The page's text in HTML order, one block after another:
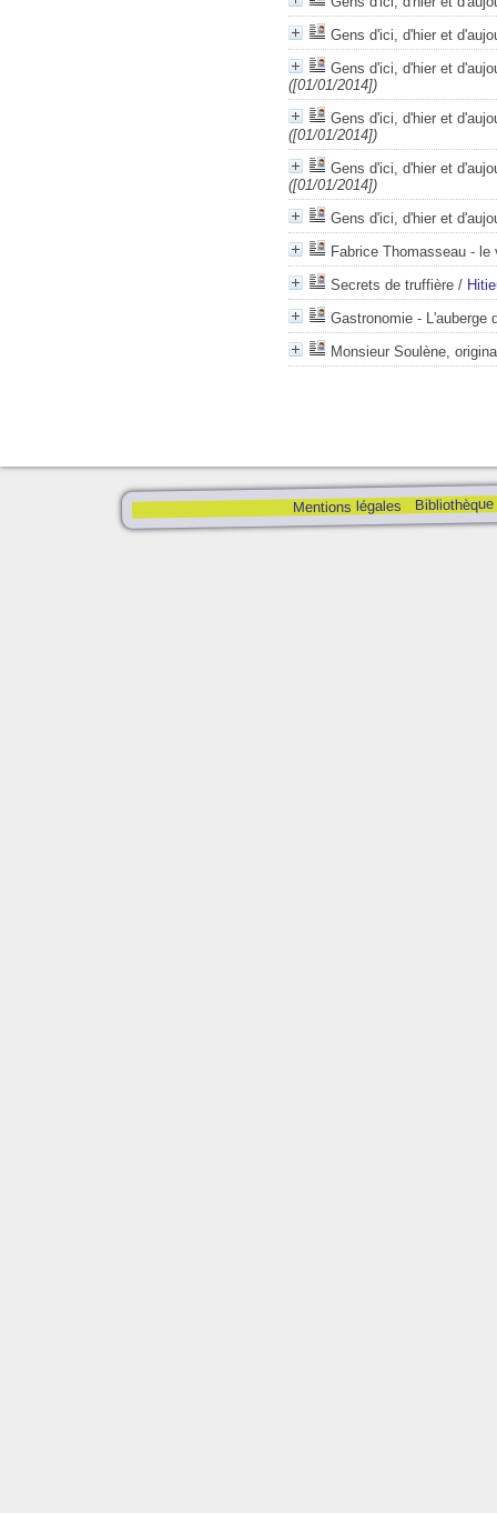
Gens d'ici, d'hier et
Gens d'ici, d'hier et
([01/01/2014])
Gens d'ici, d'hier et
([01/01/2014])
Gens d'ici, d'hier et
([01/01/2014])
Gens d'ici, d'hier et
Fabrice Thomasseau -
Secrets de truffière /
Gastronomie - L'auberge
Monsieur Soulène,
Mentions légales